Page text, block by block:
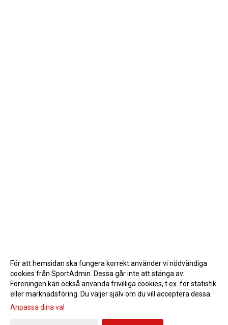
Gå till Webbversion
För att hemsidan ska fungera korrekt använder vi nödvändiga
cookies från SportAdmin. Dessa går inte att stänga av.
Föreningen kan också använda frivilliga cookies, t.ex. för statistik
eller marknadsföring. Du väljer själv om du vill acceptera dessa.
Anpassa dina val